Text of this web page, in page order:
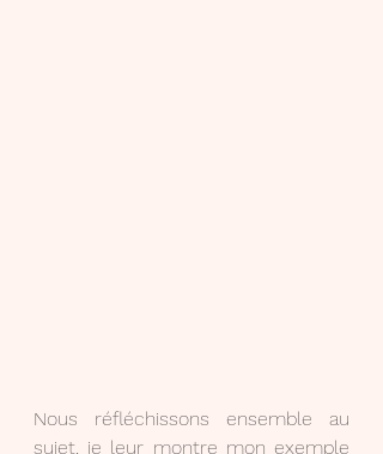
Nous réfléchissons ensemble au
sujet, je leur montre mon exemple